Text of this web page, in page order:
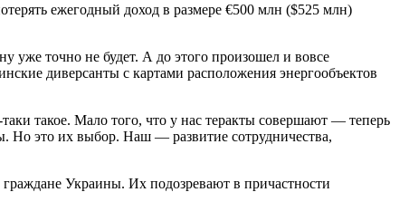
ежегодный доход в размере €500 млн ($525 млн)
уже точно не будет. А до этого произошел и вовсе
диверсанты с картами расположения энергообъектов
такое. Мало того, что у нас теракты совершают — теперь
Но это их выбор. Наш — развитие сотрудничества,
Украины. Их подозревают в причастности